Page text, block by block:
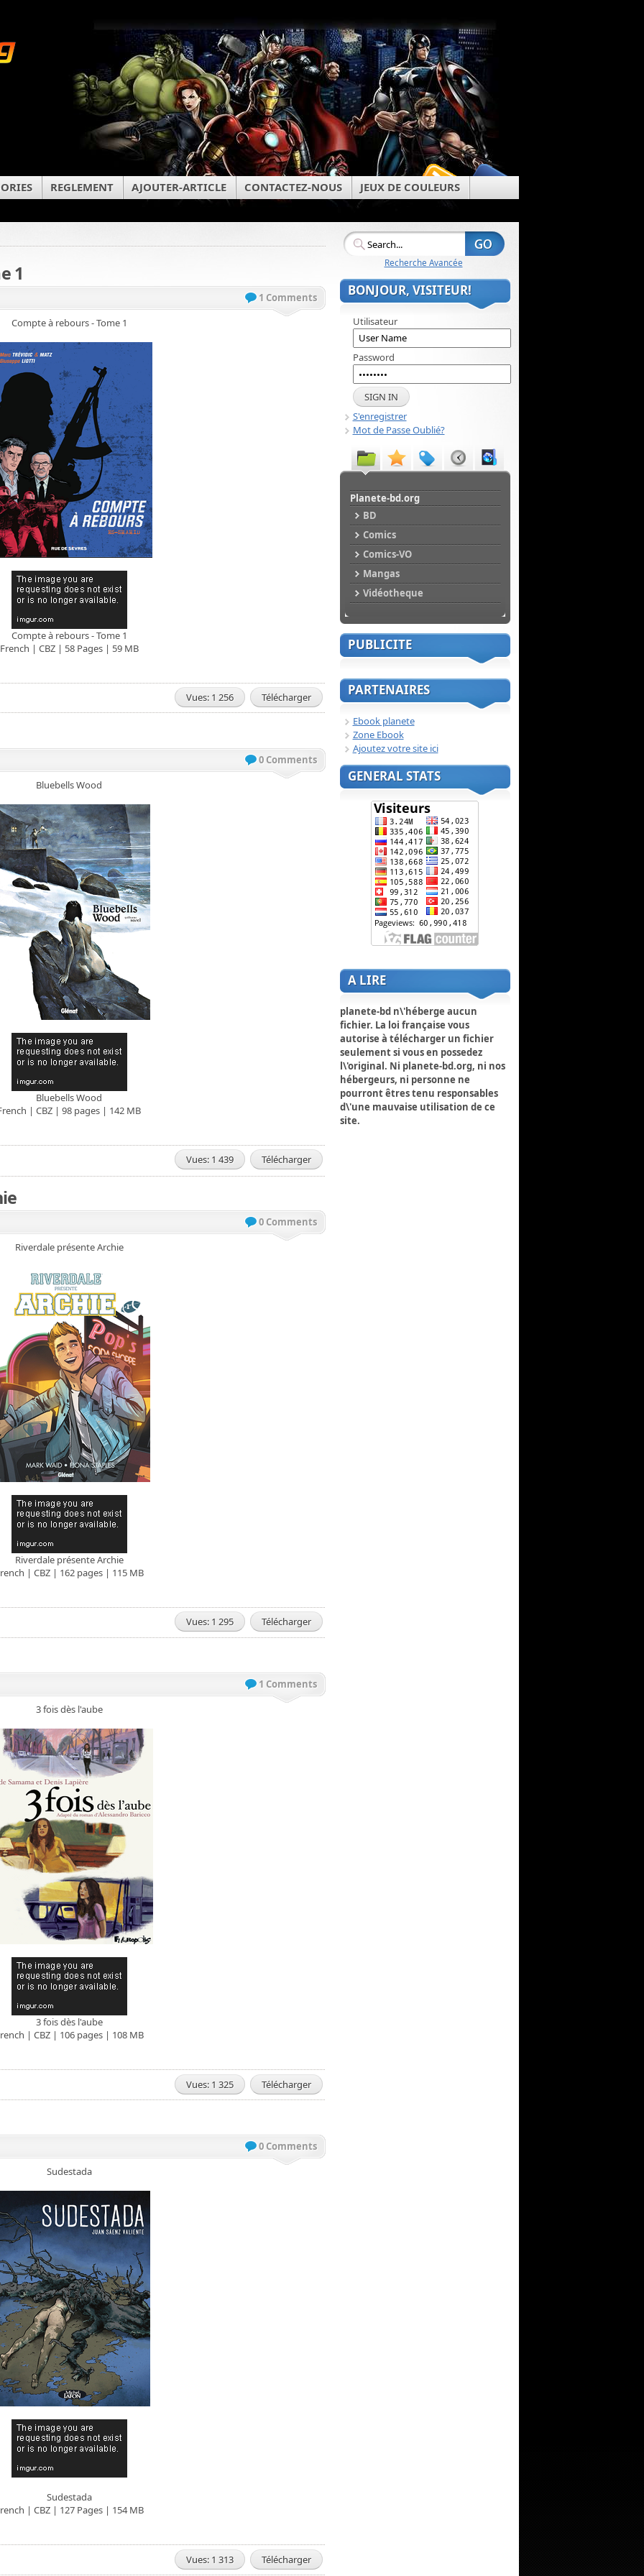
REGLEMENT AJOUTER-ARTICLE CONTACTEZ-NOUS JEUX DE COULEURS
1
1 Comments
Compte à rebours - Tome 1
Compte à rebours - Tome 1
French | CBZ | 58 Pages | 59 MB
Vues: 1 256 Télécharger
0 Comments
Bluebells Wood
Bluebells Wood
| CBZ | 98 pages | 142 MB
Vues: 1 439 Télécharger
0 Comments
Riverdale présente Archie
Riverdale présente Archie
| CBZ | 162 pages | 115 MB
Vues: 1 295 Télécharger
1 Comments
3 fois dès l'aube
3 fois dès l'aube
| CBZ | 106 pages | 108 MB
Vues: 1 325 Télécharger
0 Comments
Sudestada
Sudestada
| CBZ | 127 Pages | 154 MB
Vues: 1 313 Télécharger
Recherche Avancée
BONJOUR, VISITEUR!
Utilisateur
Password
S'enregistrer
Mot de Passe Oublié?
Planete-bd.org
BD
Comics
Comics-VO
Mangas
Vidéotheque
PUBLICITE
PARTENAIRES
Ebook planete
Zone Ebook
Ajoutez votre site ici
GENERAL STATS
A LIRE
planete-bd n\'héberge aucun
fichier. La loi française vous
autorise à télécharger un fichier
seulement si vous en possedez
l\'original. Ni planete-bd.org, ni nos
hébergeurs, ni personne ne
pourront êtres tenu responsables
d\'une mauvaise utilisation de ce
site.